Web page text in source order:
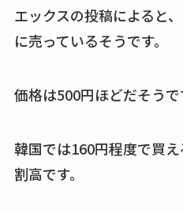
エックスの投稿によると
に売っているそうです。
価格は500円ほどだそうで
韓国では160円程度で買
割高です。